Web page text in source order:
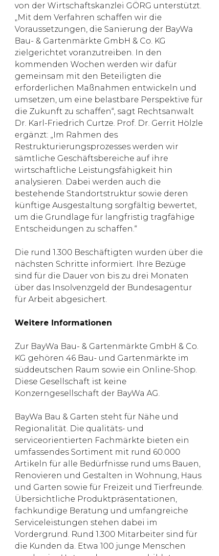
von der Wirtschaftskanzlei GÖRG unterstützt.
„Mit dem Verfahren schaffen wir die
Voraussetzungen, die Sanierung der BayWa
Bau- & Gartenmärkte GmbH & Co. KG
zielgerichtet voranzutreiben. In den
kommenden Wochen werden wir dafür
gemeinsam mit den Beteiligten die
erforderlichen Maßnahmen entwickeln und
umsetzen, um eine belastbare Perspektive für
die Zukunft zu schaffen“, sagt Rechtsanwalt
Dr. Karl-Friedrich Curtze. Prof. Dr. Gerrit Hölzle
ergänzt: „Im Rahmen des
Restrukturierungsprozesses werden wir
sämtliche Geschäftsbereiche auf ihre
wirtschaftliche Leistungsfähigkeit hin
analysieren. Dabei werden auch die
bestehende Standortstruktur sowie deren
künftige Ausgestaltung sorgfältig bewertet,
um die Grundlage für langfristig tragfähige
Entscheidungen zu schaffen.“
Die rund 1.300 Beschäftigten wurden über die
nächsten Schritte informiert. Ihre Bezüge
sind für die Dauer von bis zu drei Monaten
über das Insolvenzgeld der Bundesagentur
für Arbeit abgesichert.
Weitere Informationen
Zur BayWa Bau- & Gartenmärkte GmbH & Co.
KG gehören 46 Bau- und Gartenmärkte im
süddeutschen Raum sowie ein Online-Shop.
Diese Gesellschaft ist keine
Konzerngesellschaft der BayWa AG.
BayWa Bau & Garten steht für Nähe und
Regionalität. Die qualitäts- und
serviceorientierten Fachmärkte bieten ein
umfassendes Sortiment mit rund 60.000
Artikeln für alle Bedürfnisse rund ums Bauen,
Renovieren und Gestalten in Wohnung, Haus
und Garten sowie für Freizeit und Tierfreunde.
Übersichtliche Produktpräsentationen,
fachkundige Beratung und umfangreiche
Serviceleistungen stehen dabei im
Vordergrund. Rund 1.300 Mitarbeiter sind für
die Kunden da. Etwa 100 junge Menschen